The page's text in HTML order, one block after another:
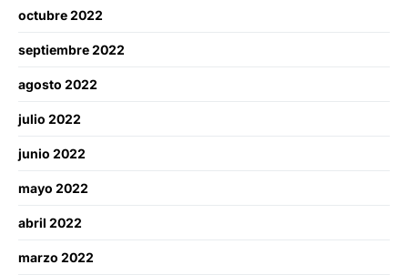
octubre 2022
septiembre 2022
agosto 2022
julio 2022
junio 2022
mayo 2022
abril 2022
marzo 2022